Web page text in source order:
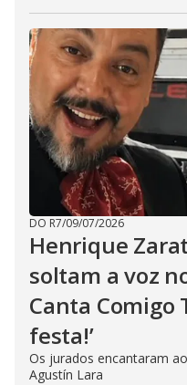
DO R7/09/07/2026
Henrique
soltam a voz
Canta Comigo
festa!’
Os jurados encantaram ao
Agustín Lara